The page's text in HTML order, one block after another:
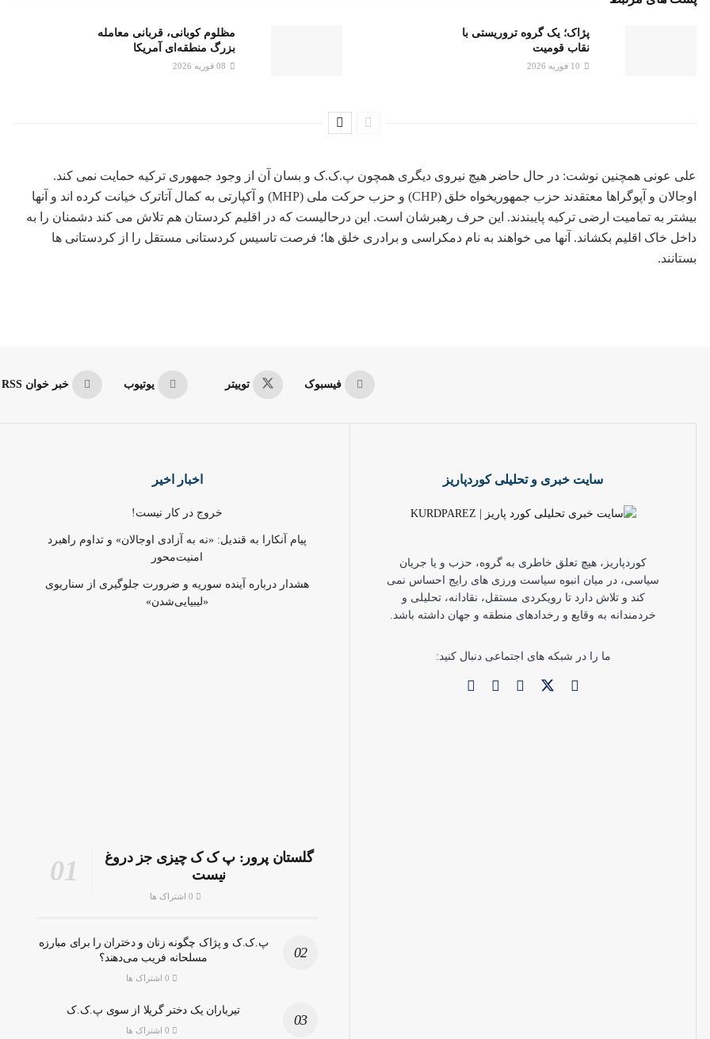
پژاک؛ یک گروه تروریستی با
نقاب قومیت
مظلوم کوبانی، قربانی معامله
بزرگ منطقه‌ای آمریکا
علی عونی همچنین نوشت: در حال حاضر هیچ نیروی دیگری همچون پ.ک.ک و بسان آن از وجود جمهوری ترکیه حمایت نمی کند.
اوجالان و آپوگراها معتقدند حزب جمهوریخواه خلق (CHP) و حزب حرکت ملی (MHP) و آکپارتی به کمال آتاترک خیانت کرده اند و آنها
بیشتر به تمامیت ارضی ترکیه پایبندند. این حرف رهبرشان است. این درحالیست که در اقلیم کردستان هم تلاش می کند دشمنان را به
داخل خاک اقلیم بکشاند. آنها می خواهند به نام دمکراسی و برادری خلق ها؛ فرصت تاسیس کردستانی مستقل را از کردستانی ها
بستانند.
فیسبوک توییتر یوتیوب خبر خوان RSS
سایت خبری و تحلیلی کوردپاریز
کوردپاریز، هیچ تعلق خاطری به گروه، حزب و یا جریان
سیاسی، در میان انبوه سیاست ورزی های رایج احساس نمی
کند و تلاش دارد تا رویکردی مستقل، نقادانه، تحلیلی و
خردمندانه به وقایع و رخدادهای منطقه و جهان داشته باشد.
ما را در شبکه های اجتماعی دنبال کنید:
اخبار اخیر
خروج در کار نیست!
پیام آنکارا به قندیل: «نه به آزادی اوجالان» و تداوم راهبرد
امنیت‌محور
هشدار درباره آینده سوریه و ضرورت جلوگیری از سناریوی
«لیبیایی‌شدن»
گلستان پرور: پ ک ک چیزی جز دروغ
نیست
پ.ک.ک و پژاک چگونه زنان و دختران را برای مبارزه
مسلحانه فریب می‌دهند؟
تیرباران یک دختر گریلا از سوی پ.ک.ک